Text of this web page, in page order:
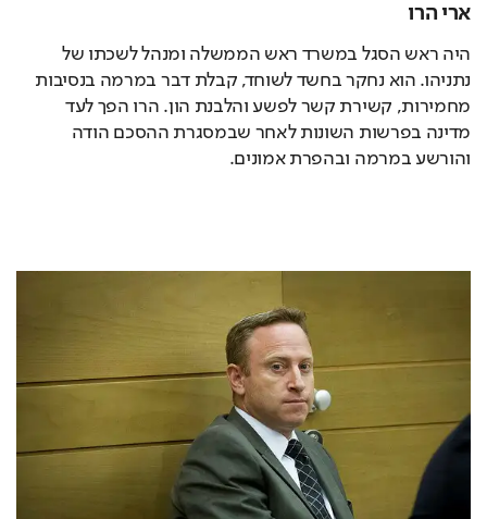
ארי הרו
היה ראש הסגל במשרד ראש הממשלה ומנהל לשכתו של
נתניהו. הוא נחקר בחשד לשוחד, קבלת דבר במרמה בנסיבות
מחמירות, קשירת קשר לפשע והלבנת הון. הרו הפך לעד
מדינה בפרשות השונות לאחר שבמסגרת ההסכם הודה
והורשע במרמה ובהפרת אמונים.